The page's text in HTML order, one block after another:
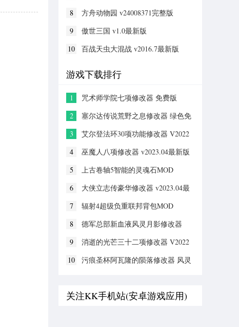
8
方舟动物园 v24008371完整版
9
傲世三国 v1.0最新版
10
百战天虫大混战 v2016.7最新版
游戏下载排行
1
咒术师学院七项修改器 免费版
2
塞尔达传说荒野之息修改器 绿色免
3
艾尔登法环30项功能修改器 V2022
4
巫魔人八项修改器 v2023.04最新版
5
上古卷轴5智能的灵魂石MOD
6
大侠立志传豪华修改器 v2023.04最
7
辐射4超级负重联邦背包MOD
8
德军总部新血液风灵月影修改器
9
消逝的光芒三十二项修改器 V2022
10
污痕圣杯阿瓦隆的陨落修改器 风灵
关注KK手机站(安卓游戏应用)